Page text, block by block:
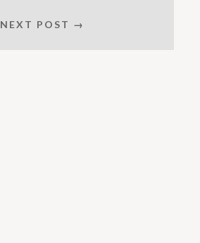
NEXT POST →